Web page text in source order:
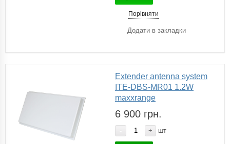
Порівняти
Додати в закладки
Extender antenna system
ITE-DBS-MR01 1.2W
maxxrange
6 900 грн.
- + шт